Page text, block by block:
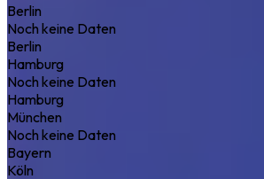
Berlin
Noch keine Daten
Berlin
Hamburg
Noch keine Daten
Hamburg
München
Noch keine Daten
Bayern
Köln